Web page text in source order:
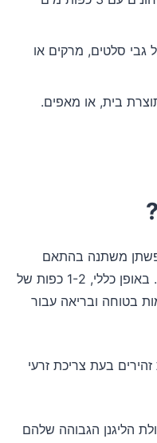
גבי סלטים, מרקים או
בית, או מאפים.
פשתן משתנה בהתאם
לגורמים כמו גיל, מין ובריאות כללית. באופן כללי, 1-2 כפות של
בטוחה ובריאה עבור
בעת צריכת זרעי
הליגנן הגבוהה שלהם